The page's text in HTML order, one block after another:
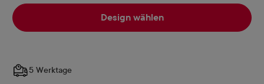
Design wählen
5 Werktage